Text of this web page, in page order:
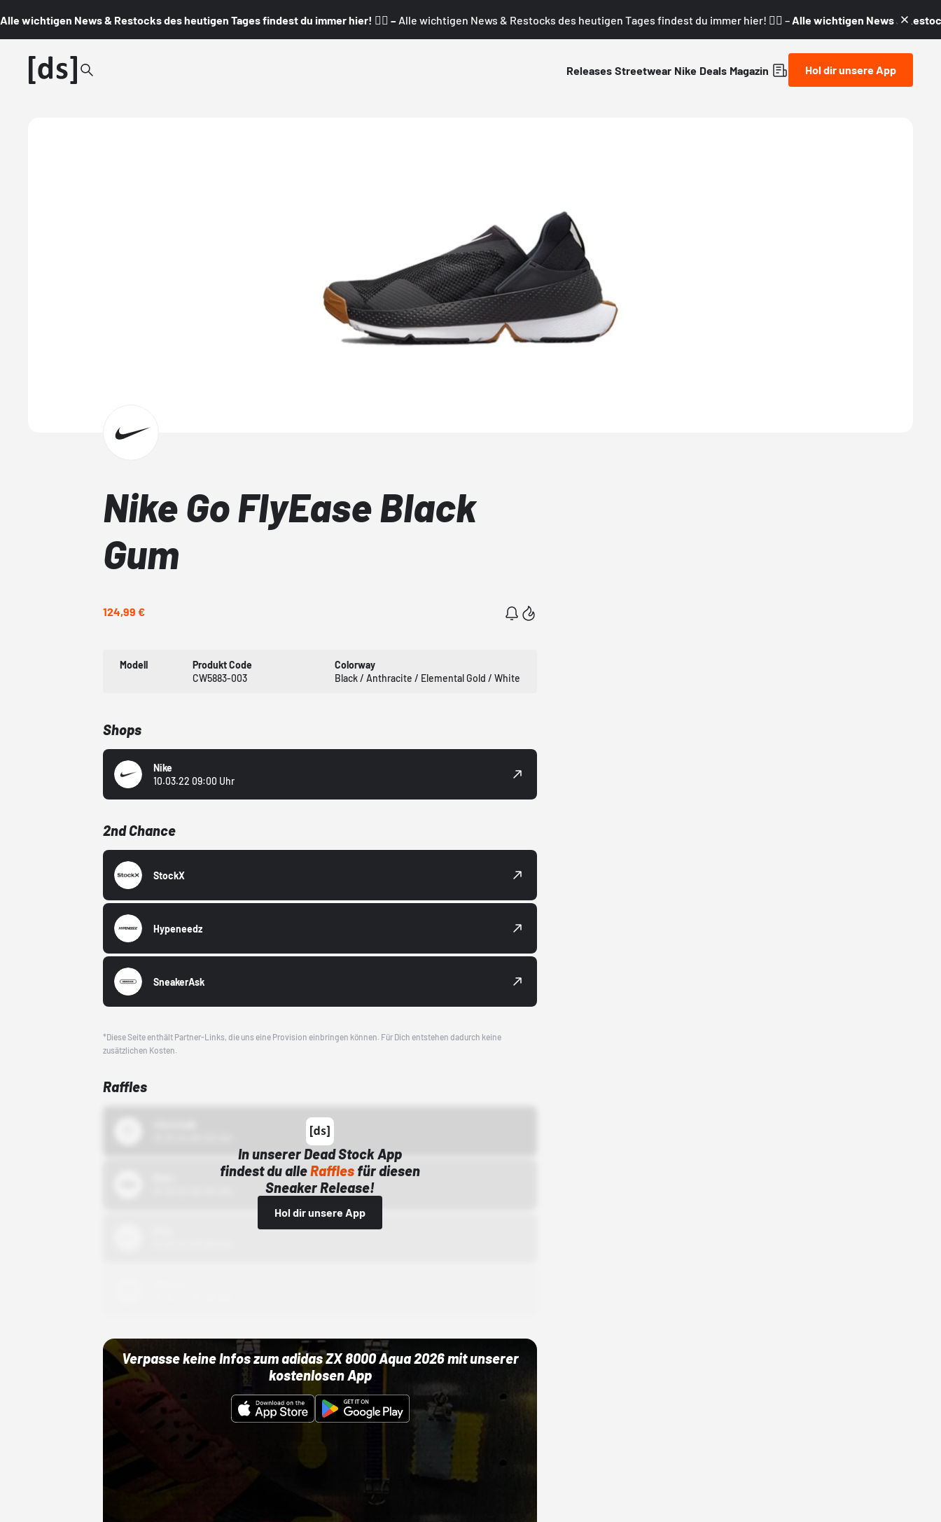
Alle wichtigen News & Restocks des heutigen Tages findest du immer hier! 👇🏼 – Alle wichtigen News & Restocks des heutigen Tages findest du immer hier! 👇🏼 – Alle wichtigen News &
Releases Streetwear Nike Deals Magazin Hol dir unsere App
Nike Go FlyEase Black
Gum
124,99 €
Modell
Produkt Code
CW5883-003
Colorway
Black / Anthracite / Elemental Gold / White
Shops
Nike
10.03.22 09:00 Uhr
2nd Chance
StockX
Hypeneedz
SneakerAsk
*Diese Seite enthält Partner-Links, die uns eine Provision einbringen können. Für Dich entstehen dadurch keine
zusätzlichen Kosten.
Raffles
In unserer Dead Stock App
findest du alleRaffles für diesen
Sneaker Release!
Hol dir unsere App
Verpasse keine Infos zum adidas ZX 8000 Aqua 2026 mit unserer
kostenlosen App